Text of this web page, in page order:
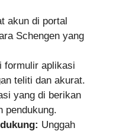
akun di portal
Schengen yang
formulir aplikasi
teliti dan akurat.
yang di berikan
pendukung.
Unggah